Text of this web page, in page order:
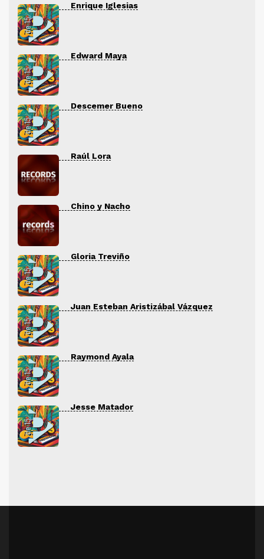
Enrique Iglesias
Edward Maya
Descemer Bueno
Raúl Lora
Chino y Nacho
Gloria Treviño
Juan Esteban Aristizábal Vázquez
Raymond Ayala
Jesse Matador